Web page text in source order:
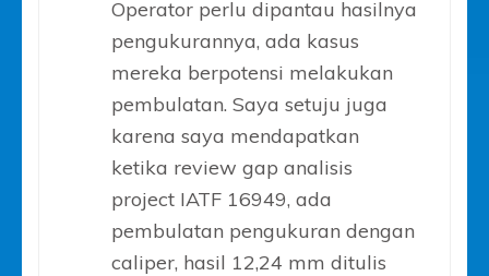
Operator perlu dipantau hasilnya
pengukurannya, ada kasus
mereka berpotensi melakukan
pembulatan. Saya setuju juga
karena saya mendapatkan
ketika review gap analisis
project IATF 16949, ada
pembulatan pengukuran dengan
caliper, hasil 12,24 mm ditulis